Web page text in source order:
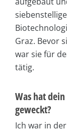
Graz. Bevor
war sie für
tätig.
Was hat
geweckt?
Ich war in